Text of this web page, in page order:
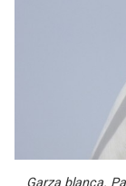
Garza blanca.